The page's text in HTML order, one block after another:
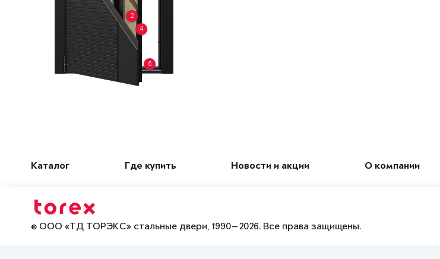
2
4
6
Каталог Где купить Новости и акции О компании
© ООО «ТД ТОРЭКС» стальные двери, 1990—2026. Все права защищены.